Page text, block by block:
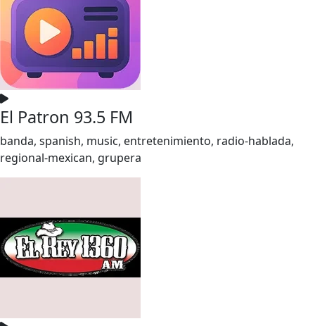
El Patron 93.5 FM
banda, spanish, music, entretenimiento, radio-hablada,
regional-mexican, grupera